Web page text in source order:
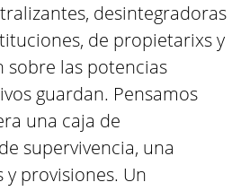
desintegradoras
de propietarixs y
sobre las potencias
guardan. Pensamos
una caja de
supervivencia, una
provisiones. Un